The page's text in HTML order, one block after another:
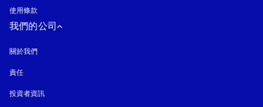
使用條款
我們的公司
關於我們
責任
投資者資訊